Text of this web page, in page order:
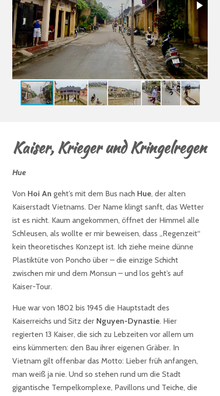
Kaiser, Krieger und Kringelregen
Hue
Von Hoi An geht’s mit dem Bus nach Hue, der alten
Kaiserstadt Vietnams. Der Name klingt sanft, das Wetter
ist es nicht. Kaum angekommen, öffnet der Himmel alle
Schleusen, als wollte er mir beweisen, dass „Regenzeit“
kein theoretisches Konzept ist. Ich ziehe meine dünne
Plastiktüte von Poncho über – die einzige Schicht
zwischen mir und dem Monsun – und los geht’s auf
Kaiser-Tour.
Hue war von 1802 bis 1945 die Hauptstadt des
Kaiserreichs und Sitz der Nguyen-Dynastie. Hier
regierten 13 Kaiser, die sich zu Lebzeiten vor allem um
eins kümmerten: den Bau ihrer eigenen Gräber. In
Vietnam gilt offenbar das Motto: Lieber früh anfangen,
man weiß ja nie. Und so stehen rund um die Stadt
gigantische Tempelkomplexe, Pavillons und Teiche, die